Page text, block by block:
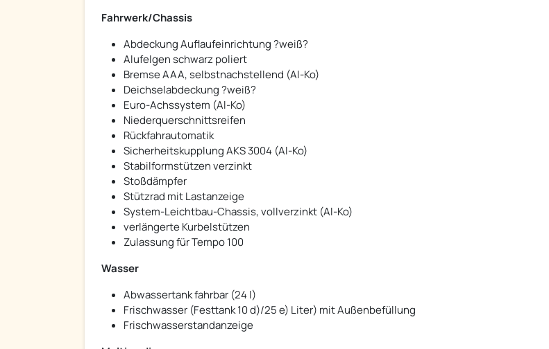
Fahrwerk/Chassis
Abdeckung Auflaufeinrichtung ?weiß?
Alufelgen schwarz poliert
Bremse AAA, selbstnachstellend (Al-Ko)
Deichselabdeckung ?weiß?
Euro-Achssystem (Al-Ko)
Niederquerschnittsreifen
Rückfahrautomatik
Sicherheitskupplung AKS 3004 (Al-Ko)
Stabilformstützen verzinkt
Stoßdämpfer
Stützrad mit Lastanzeige
System-Leichtbau-Chassis, vollverzinkt (Al-Ko)
verlängerte Kurbelstützen
Zulassung für Tempo 100
Wasser
Abwassertank fahrbar (24 l)
Frischwasser (Festtank 10 d)/25 e) Liter) mit Außenbefüllung
Frischwasserstandanzeige